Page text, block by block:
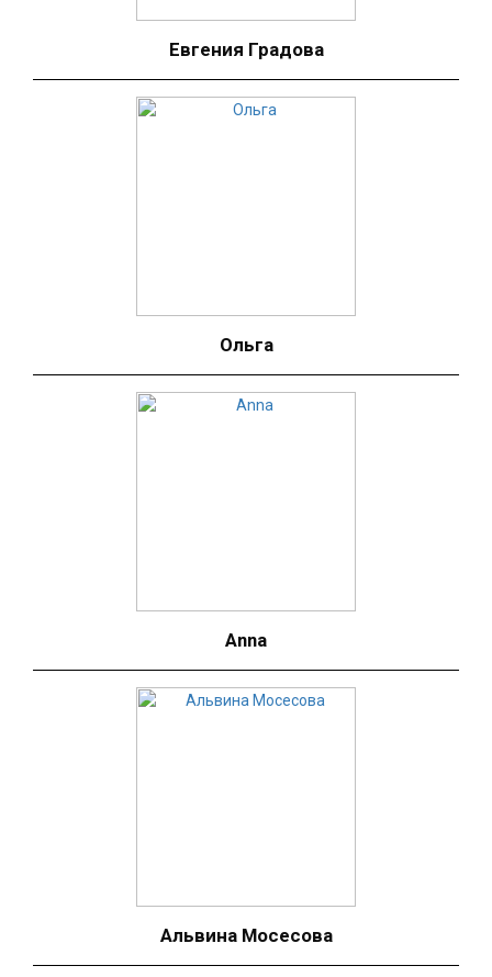
Евгения Градова
Ольга
Anna
Альвина Мосесова